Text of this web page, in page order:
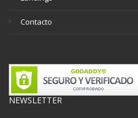
Contacto
NEWSLETTER